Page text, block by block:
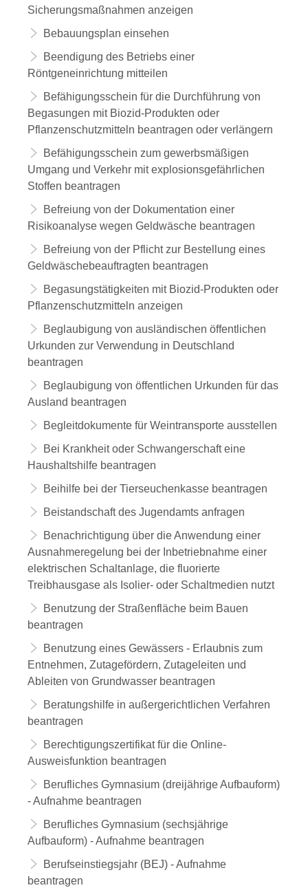
Sicherungsmaßnahmen anzeigen
Bebauungsplan einsehen
Beendigung des Betriebs einer
Röntgeneinrichtung mitteilen
Befähigungsschein für die Durchführung von
Begasungen mit Biozid-Produkten oder
Pflanzenschutzmitteln beantragen oder verlängern
Befähigungsschein zum gewerbsmäßigen
Umgang und Verkehr mit explosionsgefährlichen
Stoffen beantragen
Befreiung von der Dokumentation einer
Risikoanalyse wegen Geldwäsche beantragen
Befreiung von der Pflicht zur Bestellung eines
Geldwäschebeauftragten beantragen
Begasungstätigkeiten mit Biozid-Produkten oder
Pflanzenschutzmitteln anzeigen
Beglaubigung von ausländischen öffentlichen
Urkunden zur Verwendung in Deutschland
beantragen
Beglaubigung von öffentlichen Urkunden für das
Ausland beantragen
Begleitdokumente für Weintransporte ausstellen
Bei Krankheit oder Schwangerschaft eine
Haushaltshilfe beantragen
Beihilfe bei der Tierseuchenkasse beantragen
Beistandschaft des Jugendamts anfragen
Benachrichtigung über die Anwendung einer
Ausnahmeregelung bei der Inbetriebnahme einer
elektrischen Schaltanlage, die fluorierte
Treibhausgase als Isolier- oder Schaltmedien nutzt
Benutzung der Straßenfläche beim Bauen
beantragen
Benutzung eines Gewässers - Erlaubnis zum
Entnehmen, Zutagefördern, Zutageleiten und
Ableiten von Grundwasser beantragen
Beratungshilfe in außergerichtlichen Verfahren
beantragen
Berechtigungszertifikat für die Online-
Ausweisfunktion beantragen
Berufliches Gymnasium (dreijährige Aufbauform)
- Aufnahme beantragen
Berufliches Gymnasium (sechsjährige
Aufbauform) - Aufnahme beantragen
Berufseinstiegsjahr (BEJ) - Aufnahme
beantragen